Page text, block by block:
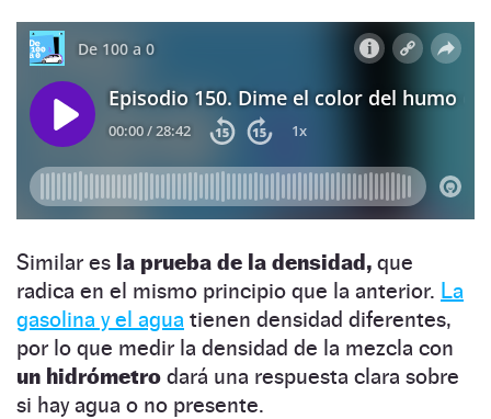
Similar es la prueba de la densidad, que
radica en el mismo principio que la anterior. La
gasolina y el agua tienen densidad diferentes,
por lo que medir la densidad de la mezcla con
un hidrómetro dará una respuesta clara sobre
si hay agua o no presente.